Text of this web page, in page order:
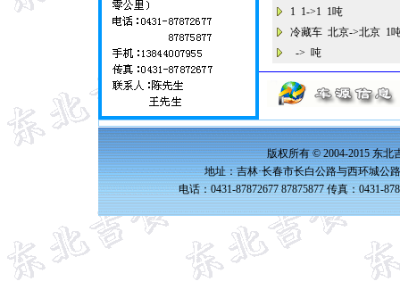
1 1->1 1吨
冷藏车 北京->北京 1
-> 吨
版权所有 © 2004-2015 东北
地址：吉林·长春市长白公路与西环城公
电话：0431-87872677 87875877 传真：0431-